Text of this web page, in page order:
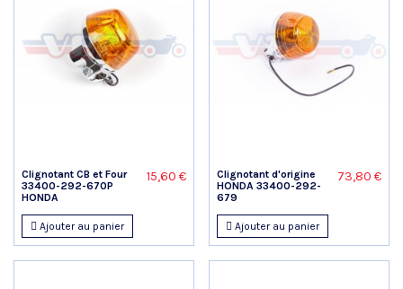
Clignotant CB et Four
33400-292-670P
HONDA
15,60 €
Ajouter au panier
Clignotant d'origine
HONDA 33400-292-
679
73,80 €
Ajouter au panier